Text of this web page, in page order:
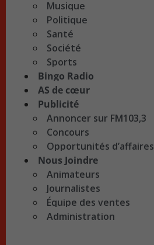
Musique
Politique
Santé
Société
Sports
Bingo Radio
AS de cœur
Publicité
Annoncer sur FM103,3
Concours
Opportunités d’affaires
Nous Joindre
Animateurs
Journalistes
Équipe des ventes
Administration